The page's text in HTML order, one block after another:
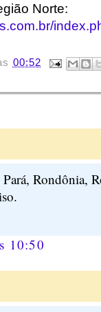
Norte:
00:52
Rondônia,
10:50